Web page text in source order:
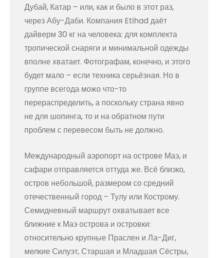
Дубай, Катар – или, как и было в этот раз,
через Абу-Даби. Компания Etihad даёт
дайверм 30 кг на человека: для комплекта
тропической снаряги и минимальной одежды
вполне хватает. Фотографам, конечно, и этого
будет мало – если техника серьёзная. Но в
группе всегода можо что-то
перераспределить, а поскольку страна явно
не для шопинга, то и на обратном пути
проблем с перевесом быть не должно.
Международный аэропорт на острове Маэ, и
сафари отправляется оттуда же. Всё близко,
остров небольшой, размером со средний
отечественный город – Тулу или Кострому.
Семидневный маршрут охватывает все
ближние к Маэ острова и островки:
относительно крупные Праслен и Ла-Диг,
мелкие Силуэт, Старшая и Младшая Сёстры,